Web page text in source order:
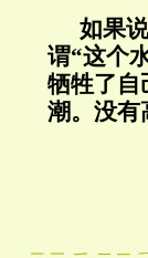
如果
谓“这个
牺牲了自
潮。没有